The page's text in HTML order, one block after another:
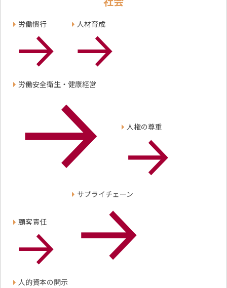
労働慣行 人材育成
労働安全衛生・健康経営
人権の尊重
顧客責任
サプライチェーン
人的資本の開示